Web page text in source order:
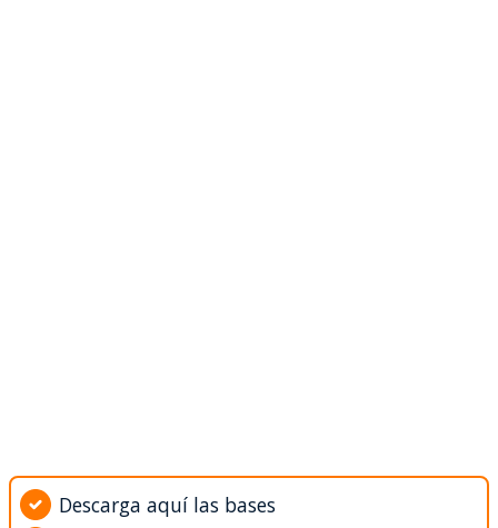
Descarga aquí las bases